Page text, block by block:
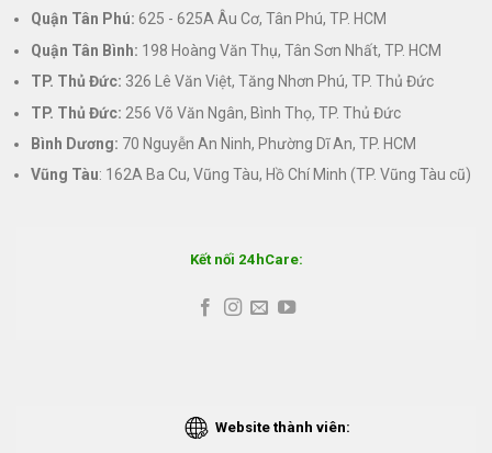
Quận Tân Phú: 625 - 625A Âu Cơ, Tân Phú, TP. HCM
Quận Tân Bình: 198 Hoàng Văn Thụ, Tân Sơn Nhất, TP. HCM
TP. Thủ Đức: 326 Lê Văn Việt, Tăng Nhơn Phú, TP. Thủ Đức
TP. Thủ Đức: 256 Võ Văn Ngân, Bình Thọ, TP. Thủ Đức
Bình Dương: 70 Nguyễn An Ninh, Phường Dĩ An, TP. HCM
Vũng Tàu: 162A Ba Cu, Vũng Tàu, Hồ Chí Minh (TP. Vũng Tàu cũ)
Kết nối 24hCare:
Website thành viên: